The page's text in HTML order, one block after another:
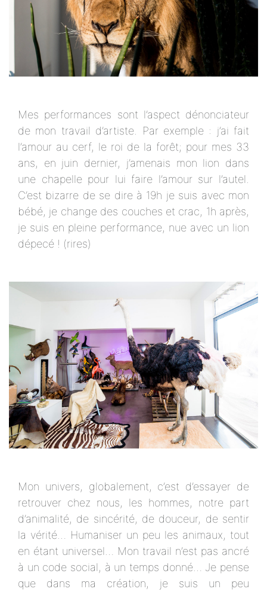
Mes performances sont l’aspect dénonciateur
de mon travail d’artiste. Par exemple : j’ai fait
l’amour au cerf, le roi de la forêt; pour mes 33
ans, en juin dernier, j’amenais mon lion dans
une chapelle pour lui faire l’amour sur l’autel.
C’est bizarre de se dire à 19h je suis avec mon
bébé, je change des couches et crac, 1h après,
je suis en pleine performance, nue avec un lion
dépecé ! (rires)
Mon univers, globalement, c’est d’essayer de
retrouver chez nous, les hommes, notre part
d’animalité, de sincérité, de douceur, de sentir
la vérité… Humaniser un peu les animaux, tout
en étant universel… Mon travail n’est pas ancré
à un code social, à un temps donné… Je pense
que dans ma création, je suis un peu